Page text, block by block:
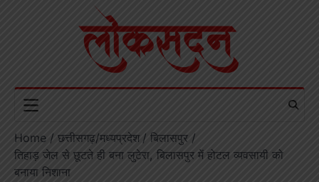
Home छत्तीसगढ़/मध्यप्रदेश
बिलासपुर
तिहाड़ जेल से छूटते ही बना लुटेरा, बिलासपुर में होटल व्यवसायी को
बनाया निशाना